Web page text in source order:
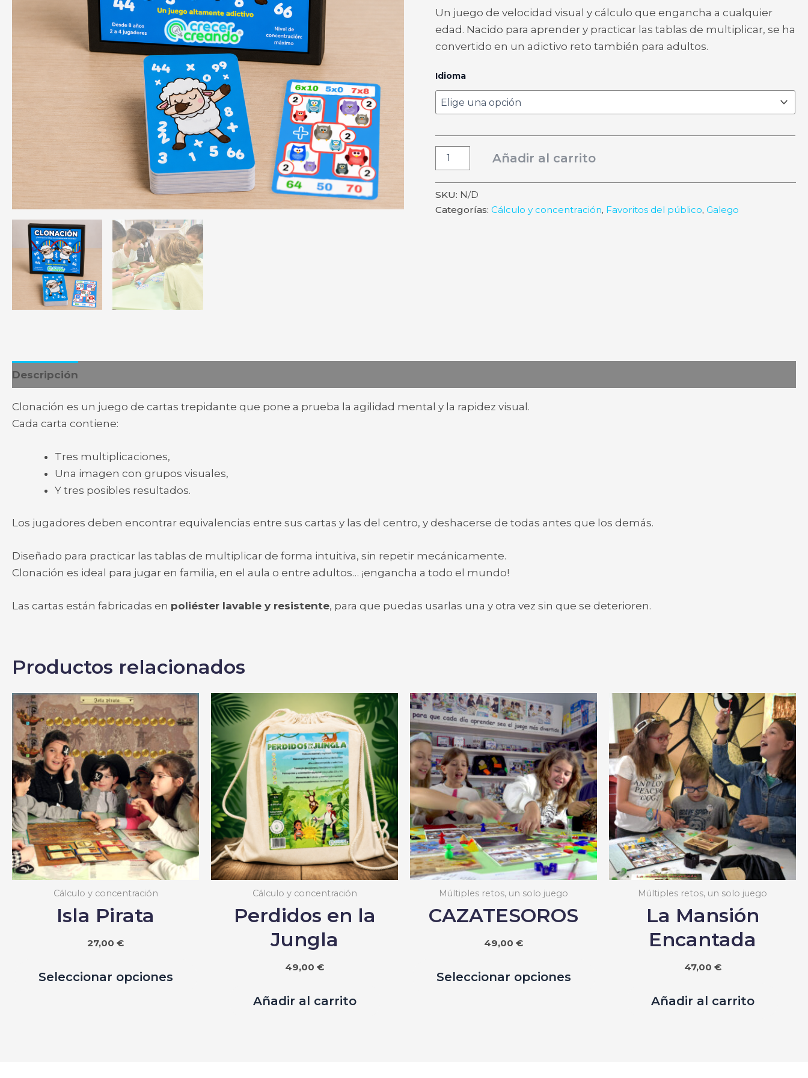
Un juego de velocidad visual y cálculo que engancha a cualquier
edad. Nacido para aprender y practicar las tablas de multiplicar, se ha
convertido en un adictivo reto también para adultos.
Idioma
Clonación
cartas
para
Añadir al carrito
SKU: N/D
Categorías:Cálculo y concentración, Favoritos del público,Galego
Descripción
Clonación es un juego de cartas trepidante que pone a prueba la agilidad mental y la rapidez visual.
Cada carta contiene:
Tres multiplicaciones,
Una imagen con grupos visuales,
Y tres posibles resultados.
Los jugadores deben encontrar equivalencias entre sus cartas y las del centro, y deshacerse de todas antes que los demás.
Diseñado para practicar las tablas de multiplicar de forma intuitiva, sin repetir mecánicamente.
Clonación es ideal para jugar en familia, en el aula o entre adultos… ¡engancha a todo el mundo!
Las cartas están fabricadas en poliéster lavable y resistente, para que puedas usarlas una y otra vez sin que se deterioren.
Productos relacionados
Cálculo y concentración
Isla Pirata
27,00 €
Seleccionar opciones
Cálculo y concentración
Perdidos en la
Jungla
49,00 €
Añadir al carrito
Múltiples retos, un solo juego
CAZATESOROS
49,00 €
Seleccionar opciones
Múltiples retos, un solo juego
La Mansión
Encantada
47,00 €
Añadir al carrito